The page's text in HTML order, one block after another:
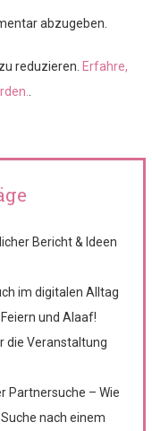
abzugeben.
reduzieren. Erfahre,
Bericht & Ideen
im digitalen Alltag
und Alaaf!
die Veranstaltung
Partnersuche – Wie
nach einem